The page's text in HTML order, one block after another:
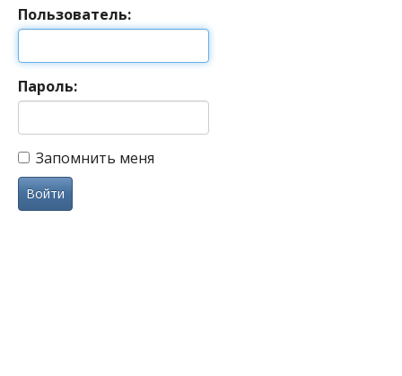
Пользователь:
Пароль:
Запомнить меня